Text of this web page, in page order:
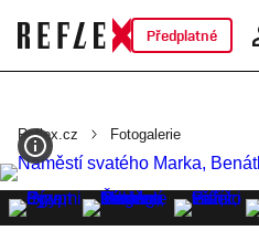
Předplatné
Reflex.cz Fotogalerie